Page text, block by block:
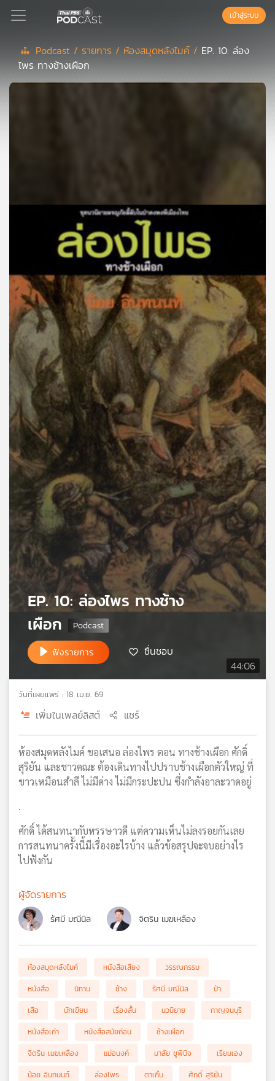
Podcast
คุณ
เพลง
บทความ
ข่าว
และ
กิจกรรม
เกี่ยว
กับ
เรา
เครือ
ข่าย
วิทยุ
ไทย
แผนที่
เครือ
เข้าสู่ระบบ
Podcast / รายการ / ห้องสมุดหลังไมค์ / EP. 10: ล่อง
ไพร ทางช้างเผือก
44:06
EP. 10: ล่องไพร ทางช้าง
เผือก
ฟังรายการ ชื่นชอบ
วันที่เผยแพร่ : 18 เม.ย. 69
เพิ่มในเพลย์ลิสต์ แชร์
ห้องสมุดหลังไมค์ ขอเสนอ ล่องไพร ตอน ทางช้างเผือก ศักดิ์
สุริยัน และชาวคณะ ต้องเดินทางไปปราบช้างเผือกตัวใหญ่ ที่
ขาวเหมือนสำลี ไม่มีด่าง ไม่มีกระปะปน ซึ่งกำลังอาละวาดอยู่
.
ศักดิ์ ได้สนทนากับหรรษาวดี แต่ความเห็นไม่ลงรอยกันเลย
การสนทนาครั้งนี้มีเรื่องอะไรบ้าง แล้วข้อสรุปจะจบอย่างไร
ไปฟังกัน
ผู้จัดรายการ
รัศมี มณีนิล จิตริน เมฆเหลือง
ห้องสมุดหลังไมค์ หนังสือเสียง
วรรณกรรม
หนังสือ
นิทาน ช้าง รัศมี มณีนิล
ป่า
เสือ
นักเขียน เรื่องสั้น นวนิยาย
กาญจนบุรี
หนังสือเก่า
หนังสือสมัยก่อน
ช้างเผือก
จิตริน เมฆเหลือง
แม่อนงค์ มาลัย ชูพินิจ
เรียมเอง
น้อย อินทนนท์
ล่องไพร ตาเกิ้น
ศักดิ์ สุริยัน